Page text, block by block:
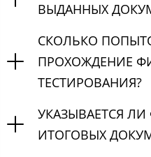
ВЫДАННЫХ
СКОЛЬКО
ПРОХОЖДЕНИЕ
ТЕСТИРОВАНИЯ?
УКАЗЫВАЕТСЯ
ИТОГОВЫХ